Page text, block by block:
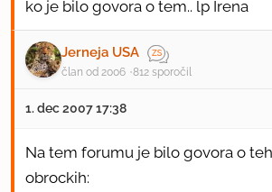
ko je bilo govora o tem.. lp Irena
Jerneja USA
član od 2006 812 sporočil
1. dec 2007 17:38
Na tem forumu je bilo govora o
obrockih: